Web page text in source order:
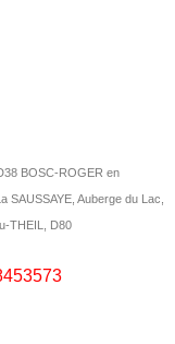
BOSC-ROGER en
Auberge du Lac,
THEIL, D80